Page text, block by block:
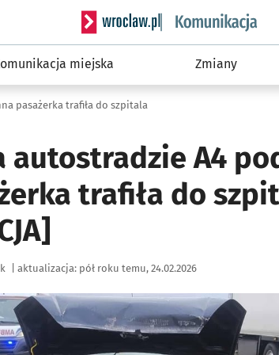
Serwis informacyjny wroclaw.pl
miejska Zmiany
pasażerka trafiła do szpitala
autostradzie A4
trafiła do
aktualizacja: pół roku temu, 24.02.2026